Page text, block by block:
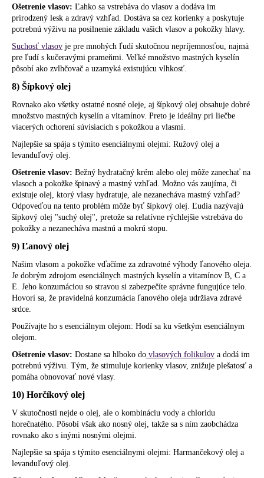
Ošetrenie vlasov: Ľahko sa vstrebáva do vlasov a dodáva im
prirodzený lesk a zdravý vzhľad. Dostáva sa cez korienky a poskytuje
potrebnú výživu na posilnenie základu vašich vlasov a pokožky hlavy.
Suchosť vlasov je pre mnohých ľudí skutočnou nepríjemnosťou, najmä
pre ľudí s kučeravými prameňmi. Veľké množstvo mastných kyselín
pôsobí ako zvlhčovač a uzamyká existujúcu vlhkosť.
8) Šípkový olej
Rovnako ako všetky ostatné nosné oleje, aj šípkový olej obsahuje dobré
množstvo mastných kyselín a vitamínov. Preto je ideálny pri liečbe
viacerých ochorení súvisiacich s pokožkou a vlasmi.
Najlepšie sa spája s týmito esenciálnymi olejmi: Ružový olej a
levanduľový olej.
Ošetrenie vlasov: Bežný hydratačný krém alebo olej môže zanechať na
vlasoch a pokožke špinavý a mastný vzhľad. Možno vás zaujíma, či
existuje olej, ktorý vlasy hydratuje, ale nezanecháva mastný vzhľad?
Odpoveďou na tento problém môže byť šípkový olej. Ľudia nazývajú
šípkový olej "suchý olej", pretože sa relatívne rýchlejšie vstrebáva do
pokožky a nezanecháva mastnú a mokrú stopu.
9) Ľanový olej
Našim vlasom a pokožke vďačíme za zdravotné výhody ľanového oleja.
Je dobrým zdrojom esenciálnych mastných kyselín a vitamínov B, C a
E. Jeho konzumáciou so stravou si zabezpečíte správne fungujúce telo.
Hovorí sa, že pravidelná konzumácia ľanového oleja udržiava zdravé
srdce.
Používajte ho s esenciálnym olejom: Hodí sa ku všetkým esenciálnym
olejom.
Ošetrenie vlasov: Dostane sa hlboko do vlasových folikulov a dodá im
potrebnú výživu. Tým, že stimuluje korienky vlasov, znižuje plešatosť a
pomáha obnovovať nové vlasy.
10) Horčíkový olej
V skutočnosti nejde o olej, ale o kombináciu vody a chloridu
horečnatého. Pôsobí však ako nosný olej, takže sa s ním zaobchádza
rovnako ako s inými nosnými olejmi.
Najlepšie sa spája s týmito esenciálnymi olejmi: Harmančekový olej a
levanduľový olej.